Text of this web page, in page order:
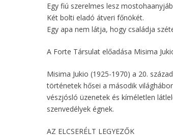
Egy fiú szerelmes lesz
Két bolti eladó átveri főnökét.
Egy apa nem látja, hogy családja
A Forte Társulat előadása Misima
Misima Jukio (1925-1970) a 20.
történetek hősei a második
vészjósló üzenetek és kíméletlen
szenvedélyek égnek.
AZ ELCSERÉLT LEGYEZŐK